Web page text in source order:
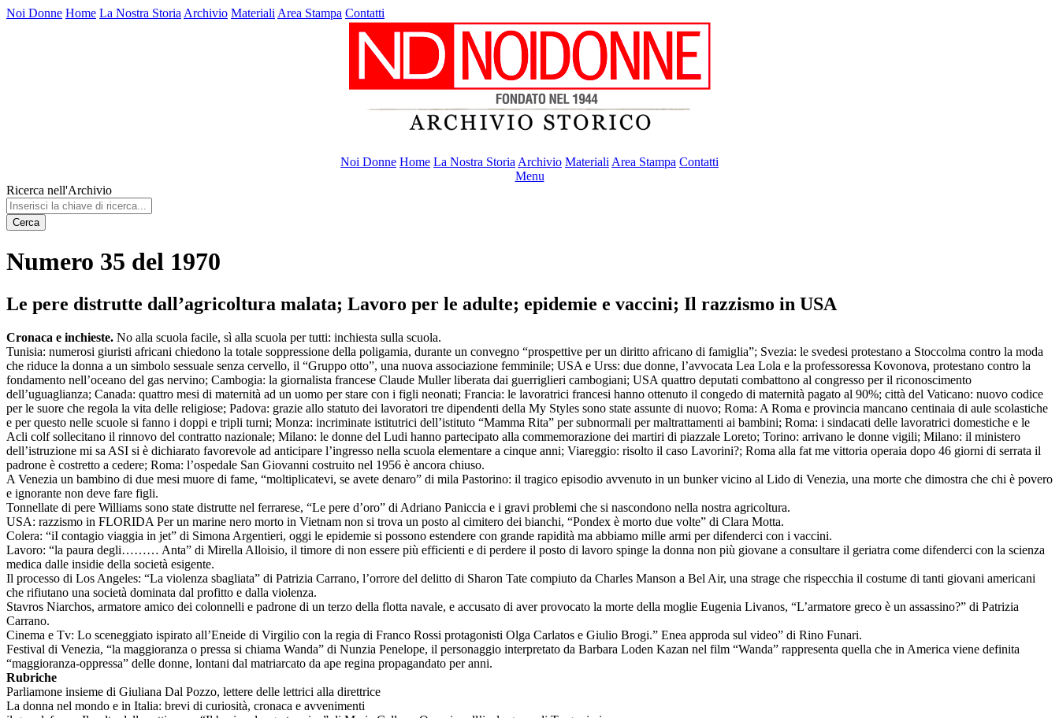
Noi Donne Home La Nostra Storia Archivio Materiali Area Stampa Contatti
Noi Donne Home La Nostra Storia Archivio Materiali Area Stampa Contatti
Menu
Ricerca nell'Archivio
Cerca
Numero 35 del 1970
Le pere distrutte dall’agricoltura malata; Lavoro per le adulte; epidemie e vaccini; Il razzismo in USA
Cronaca e inchieste. No alla scuola facile, sì alla scuola per tutti: inchiesta sulla scuola.
Tunisia: numerosi giuristi africani chiedono la totale soppressione della poligamia, durante un convegno “prospettive per un diritto africano di famiglia”; Svezia: le svedesi protestano a Stoccolma contro la moda
che riduce la donna a un simbolo sessuale senza cervello, il “Gruppo otto”, una nuova associazione femminile; USA e Urss: due donne, l’avvocata Lea Lola e la professoressa Kovonova, protestano contro la
fondamento nell’oceano del gas nervino; Cambogia: la giornalista francese Claude Muller liberata dai guerriglieri cambogiani; USA quattro deputati combattono al congresso per il riconoscimento
dell’uguaglianza; Canada: quattro mesi di maternità ad un uomo per stare con i figli neonati; Francia: le lavoratrici francesi hanno ottenuto il congedo di maternità pagato al 90%; città del Vaticano: nuovo codice
per le suore che regola la vita delle religiose; Padova: grazie allo statuto dei lavoratori tre dipendenti della My Styles sono state assunte di nuovo; Roma: A Roma e provincia mancano centinaia di aule scolastiche
e per questo nelle scuole si fanno i doppi e tripli turni; Monza: incriminate istitutrici dell’istituto “Mamma Rita” per subnormali per maltrattamenti ai bambini; Roma: i sindacati delle lavoratrici domestiche e le
Acli colf sollecitano il rinnovo del contratto nazionale; Milano: le donne del Ludi hanno partecipato alla commemorazione dei martiri di piazzale Loreto; Torino: arrivano le donne vigili; Milano: il ministero
dell’istruzione mi sa ASI si è dichiarato favorevole ad anticipare l’ingresso nella scuola elementare a cinque anni; Viareggio: risolto il caso Lavorini?; Roma alla fat me vittoria operaia dopo 46 giorni di serrata il
padrone è costretto a cedere; Roma: l’ospedale San Giovanni costruito nel 1956 è ancora chiuso.
A Venezia un bambino di due mesi muore di fame, “moltiplicatevi, se avete denaro” di mila Pastorino: il tragico episodio avvenuto in un bunker vicino al Lido di Venezia, una morte che dimostra che chi è povero
e ignorante non deve fare figli.
Tonnellate di pere Williams sono state distrutte nel ferrarese, “Le pere d’oro” di Adriano Paniccia e i gravi problemi che si nascondono nella nostra agricoltura.
USA: razzismo in FLORIDA Per un marine nero morto in Vietnam non si trova un posto al cimitero dei bianchi, “Pondex è morto due volte” di Clara Motta.
Colera: “iI contagio viaggia in jet” di Simona Argentieri, oggi le epidemie si possono estendere con grande rapidità ma abbiamo mille armi per difenderci con i vaccini.
Lavoro: “la paura degli……… Anta” di Mirella Alloisio, il timore di non essere più efficienti e di perdere il posto di lavoro spinge la donna non più giovane a consultare il geriatra come difenderci con la scienza
medica dalle insidie della società esigente.
Il processo di Los Angeles: “La violenza sbagliata” di Patrizia Carrano, l’orrore del delitto di Sharon Tate compiuto da Charles Manson a Bel Air, una strage che rispecchia il costume di tanti giovani americani
che rifiutano una società dominata dal profitto e dalla violenza.
Stavros Niarchos, armatore amico dei colonnelli e padrone di un terzo della flotta navale, e accusato di aver provocato la morte della moglie Eugenia Livanos, “L’armatore greco è un assassino?” di Patrizia
Carrano.
Cinema e Tv: Lo sceneggiato ispirato all’Eneide di Virgilio con la regia di Franco Rossi protagonisti Olga Carlatos e Giulio Brogi.” Enea approda sul video” di Rino Funari.
Festival di Venezia, “la maggioranza o pressa si chiama Wanda” di Nunzia Penelope, il personaggio interpretato da Barbara Loden Kazan nel film “Wanda” rappresenta quella che in America viene definita
“maggioranza-oppressa” delle donne, lontani dal matriarcato da ape regina propagandato per anni.
Rubriche
Parliamone insieme di Giuliana Dal Pozzo, lettere delle lettrici alla direttrice
La donna nel mondo e in Italia: brevi di curiosità, cronaca e avvenimenti